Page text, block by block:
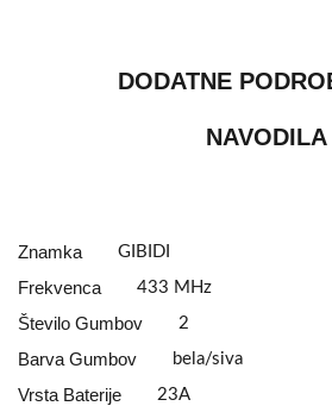
DODATNE
NAVODILA
Znamka GIBIDI
Frekvenca 433 MHz
Število Gumbov 2
Barva Gumbov bela/siva
Vrsta Baterije 23A